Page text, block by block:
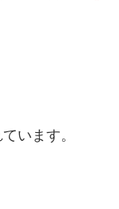
います。